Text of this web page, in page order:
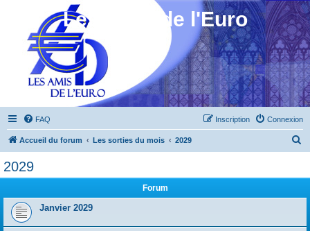
Les Amis de l'Euro
FAQ Connexion
Inscription
Accueil du forum Les sorties du mois 2029
2029
Forum
Janvier 2029